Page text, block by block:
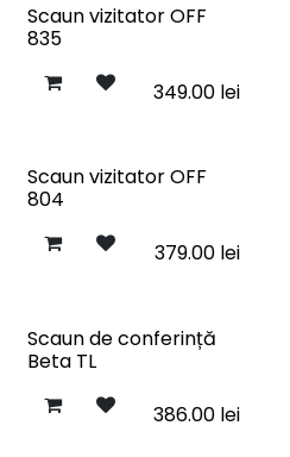
Scaun vizitator OFF
835
349.00 lei
Scaun vizitator OFF
804
379.00 lei
Scaun de conferință
Beta TL
386.00 lei